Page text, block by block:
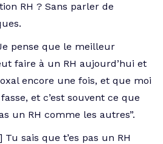
RH ? Sans parler de
pense que le meilleur
faire à un RH aujourd’hui et
encore une fois, et que moi
et c’est souvent ce que
un RH comme les autres”.
Tu sais que t’es pas un RH